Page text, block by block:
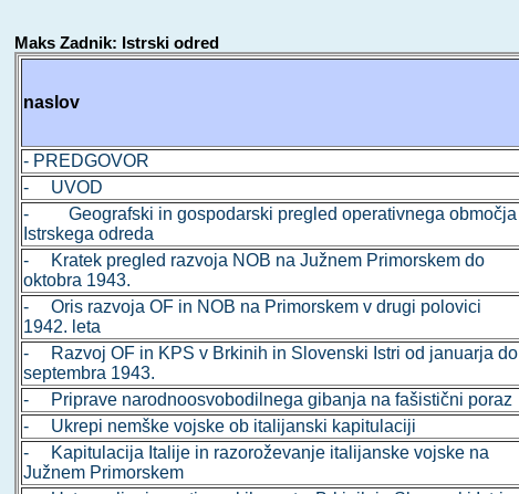
Maks Zadnik: Istrski odred
naslov
- PREDGOVOR
- UVOD
- Geografski in gospodarski pregled operativnega območja
Istrskega odreda
- Kratek pregled razvoja NOB na Južnem Primorskem do
oktobra 1943.
- Oris razvoja OF in NOB na Primorskem v drugi polovici
1942. leta
- Razvoj OF in KPS v Brkinih in Slovenski Istri od januarja do
septembra 1943.
- Priprave narodnoosvobodilnega gibanja na fašistični poraz
- Ukrepi nemške vojske ob italijanski kapitulaciji
- Kapitulacija Italije in razoroževanje italijanske vojske na
Južnem Primorskem